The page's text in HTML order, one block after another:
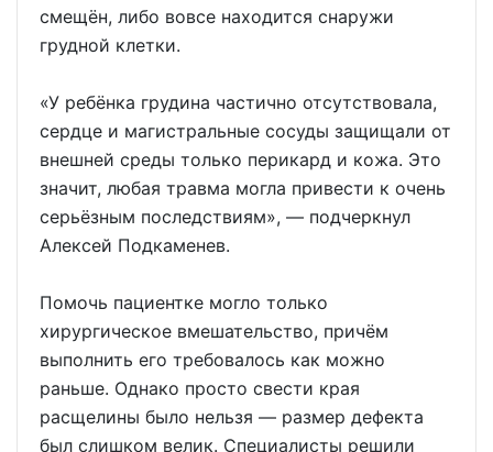
смещён, либо вовсе находится снаружи
грудной клетки.
«У ребёнка грудина частично отсутствовала,
сердце и магистральные сосуды защищали от
внешней среды только перикард и кожа. Это
значит, любая травма могла привести к очень
серьёзным последствиям», — подчеркнул
Алексей Подкаменев.
Помочь пациентке могло только
хирургическое вмешательство, причём
выполнить его требовалось как можно
раньше. Однако просто свести края
расщелины было нельзя — размер дефекта
был слишком велик. Специалисты решили